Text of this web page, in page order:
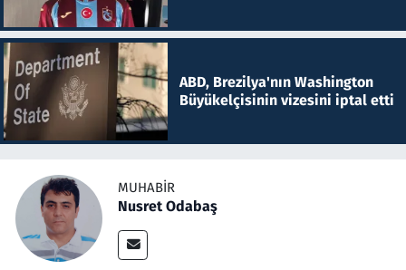
ABD, Brezilya'nın Washington
Büyükelçisinin vizesini iptal etti
MUHABIR
Nusret Odabaş